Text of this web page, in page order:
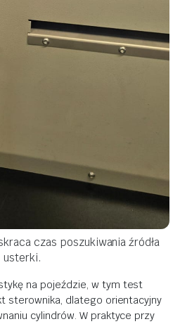
czas poszukiwania źródła
usterki.
na pojeździe, w tym test
sterownika, dlatego orientacyjny
cylindrów. W praktyce przy